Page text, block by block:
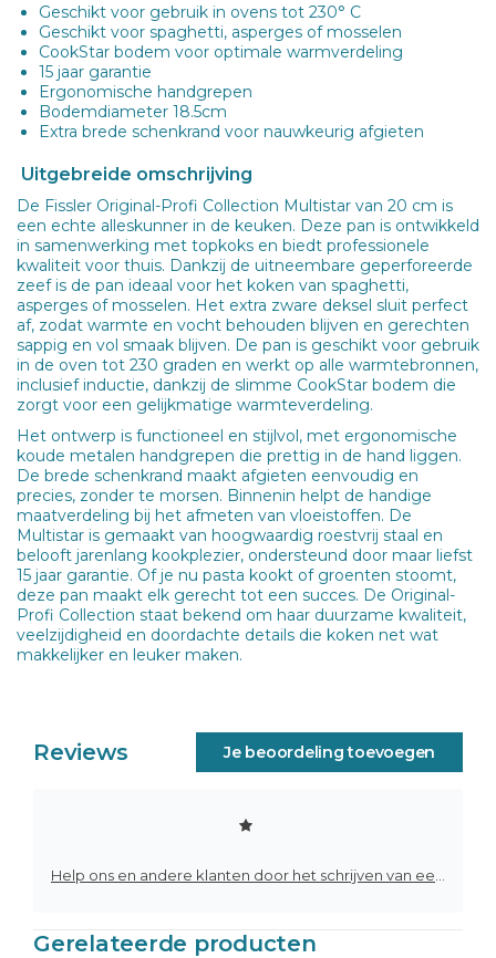
Geschikt voor gebruik in ovens tot 230° C
Geschikt voor spaghetti, asperges of mosselen
CookStar bodem voor optimale warmverdeling
15 jaar garantie
Ergonomische handgrepen
Bodemdiameter 18.5cm
Extra brede schenkrand voor nauwkeurig afgieten
Uitgebreide omschrijving
De Fissler Original-Profi Collection Multistar van 20 cm is
een echte alleskunner in de keuken. Deze pan is ontwikkeld
in samenwerking met topkoks en biedt professionele
kwaliteit voor thuis. Dankzij de uitneembare geperforeerde
zeef is de pan ideaal voor het koken van spaghetti,
asperges of mosselen. Het extra zware deksel sluit perfect
af, zodat warmte en vocht behouden blijven en gerechten
sappig en vol smaak blijven. De pan is geschikt voor gebruik
in de oven tot 230 graden en werkt op alle warmtebronnen,
inclusief inductie, dankzij de slimme CookStar bodem die
zorgt voor een gelijkmatige warmteverdeling.
Het ontwerp is functioneel en stijlvol, met ergonomische
koude metalen handgrepen die prettig in de hand liggen.
De brede schenkrand maakt afgieten eenvoudig en
precies, zonder te morsen. Binnenin helpt de handige
maatverdeling bij het afmeten van vloeistoffen. De
Multistar is gemaakt van hoogwaardig roestvrij staal en
belooft jarenlang kookplezier, ondersteund door maar liefst
15 jaar garantie. Of je nu pasta kookt of groenten stoomt,
deze pan maakt elk gerecht tot een succes. De Original-
Profi Collection staat bekend om haar duurzame kwaliteit,
veelzijdigheid en doordachte details die koken net wat
makkelijker en leuker maken.
Reviews Je beoordeling toevoegen
Gerelateerde producten